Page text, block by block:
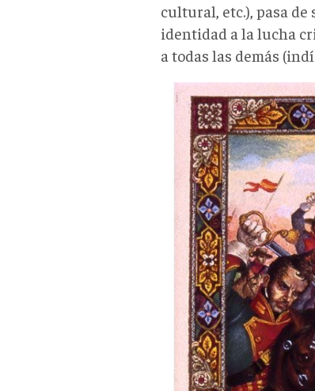
cultural, etc.), pasa
identidad a la lucha
a todas las demás